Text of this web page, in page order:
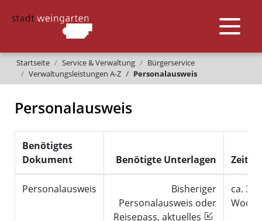
Startseite Service & Verwaltung
Bürgerservice
Verwaltungsleistungen A-Z
Personalausweis
Personalausweis
Benötigtes
Dokument
Benötigte Unterlagen
Personalausweis
Bisheriger
Personalausweis oder
Reisepass, aktuelles
ca. 3-4